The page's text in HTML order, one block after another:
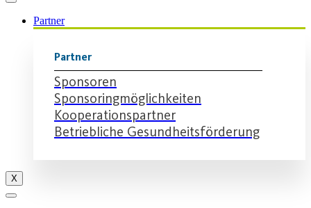
Partner
Partner
Sponsoren
Sponsoringmöglichkeiten
Kooperationspartner
Betriebliche Gesundheitsförderung
X